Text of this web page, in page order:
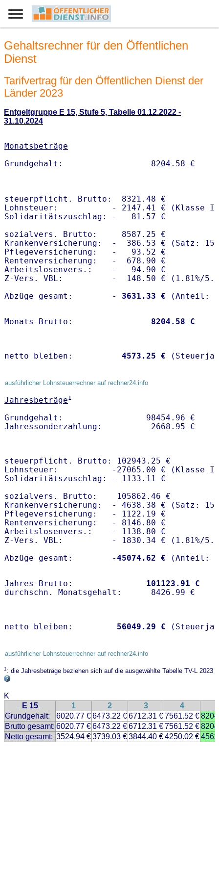
Gehaltsrechner für den Öffentlichen
Dienst
Tarifvertrag für den Öffentlichen Dienst der
Länder 2023
Entgeltgruppe E 15, Stufe 5, Tabelle 01.12.2022 -
31.10.2024
Monatsbeträge
steuerpflicht. Brutto:  8321.48 €
Lohnsteuer:           - 2147.41 € (Klasse I)
Solidaritätszuschlag: -   81.57 €
sozialvers. Brutto:     8587.25 €
Krankenversicherung:  -  386.53 € (Satz:
Pflegeversicherung:   -   93.52 €
Rentenversicherung:   -  678.90 €
Arbeitslosenvers.:    -   94.90 €
Z-Vers. VBL:          -  148.50 € ( 1.81%/
Abzüge gesamt:        -
3631.33 €
Monats-Brutto: 8204.58 €
netto bleiben: 4573.25 €
ausführlicher Lohnsteuerrechner auf rechner24.info
Jahresbeträge1
Grundgehalt:                 98454.96 €
steuerpflicht. Brutto: 102943.25 €
Lohnsteuer:           -27065.00 € (Klasse I)
Solidaritätszuschlag: - 1133.11 €
sozialvers. Brutto:    105862.46 €
Krankenversicherung:  - 4638.38 € (Satz:
Pflegeversicherung:   - 1122.19 €
Rentenversicherung:   - 8146.80 €
Arbeitslosenvers.:    - 1138.80 €
Z-Vers. VBL:          - 1830.34 € ( 1.81%/
Abzüge gesamt:        -45074.62 €
Jahres-Brutto: 101123.91 €
netto bleiben: 56049.29 €
ausführlicher Lohnsteuerrechner auf rechner24.info
1: die Jahresbeträge beziehen sich auf die ausgewählte Tabelle TV-L 2023
K
.. E 15 .. 1 2 3 4
Grundgehalt:
6020.77 €6473.22 €6712.31 €7561.52 €
Brutto gesamt: 6020.77 €6473.22 €6712.31 €7561.52 €
Netto gesamt: 3524.94 €3739.03 €3844.40 €4250.02 €